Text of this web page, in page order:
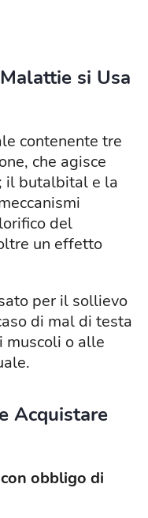
si Usa
contenente tre
che agisce
il butalbital e la
del
un effetto
per il sollievo
di mal di testa
muscoli o alle
Acquistare
con obbligo di